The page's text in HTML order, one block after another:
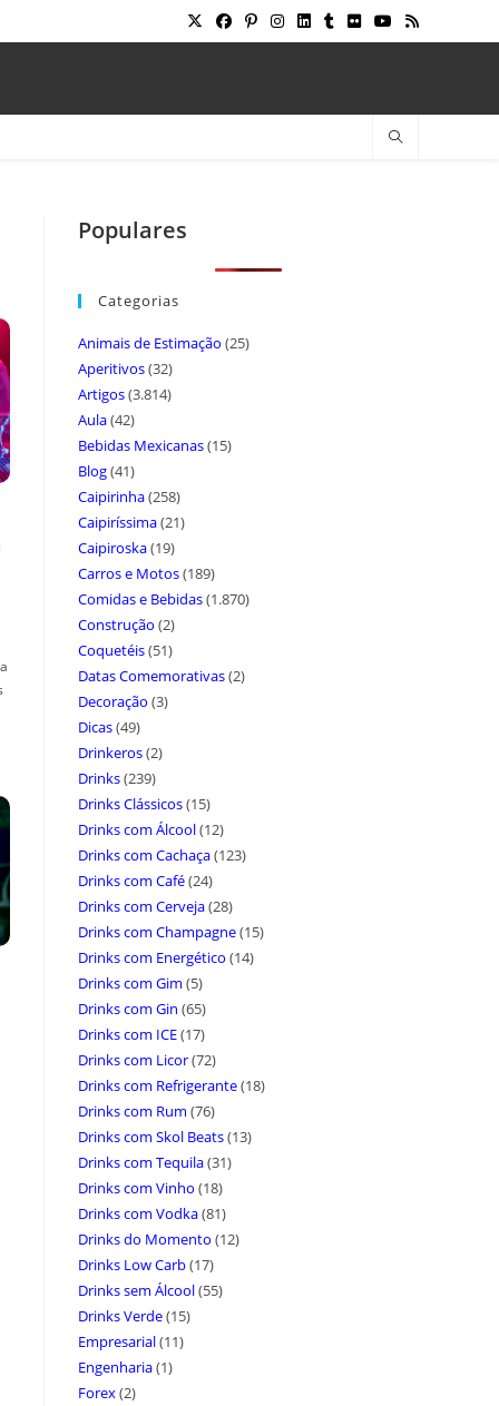
Populares
Categorias
Animais de Estimação (25)
Aperitivos(32)
Artigos(3.814)
Aula(42)
Bebidas Mexicanas(15)
Blog(41)
Caipirinha(258)
Caipiríssima(21)
Caipiroska(19)
Carros e Motos(189)
Comidas e Bebidas(1.870)
Construção (2)
Coquetéis(51)
Datas Comemorativas(2)
Decoração (3)
Dicas(49)
Drinkeros(2)
Drinks(239)
Drinks Clássicos(15)
Drinks com Álcool(12)
Drinks com Cachaça(123)
Drinks com Café(24)
Drinks com Cerveja(28)
Drinks com Champagne(15)
Drinks com Energético (14)
Drinks com Gim (5)
Drinks com Gin (65)
Drinks com ICE(17)
Drinks com Licor(72)
Drinks com Refrigerante(18)
Drinks com Rum (76)
Drinks com Skol Beats(13)
Drinks com Tequila(31)
Drinks com Vinho (18)
Drinks com Vodka(81)
Drinks do Momento (12)
Drinks Low Carb(17)
Drinks sem Álcool(55)
Drinks Verde(15)
Empresarial(11)
Engenharia(1)
Forex(2)